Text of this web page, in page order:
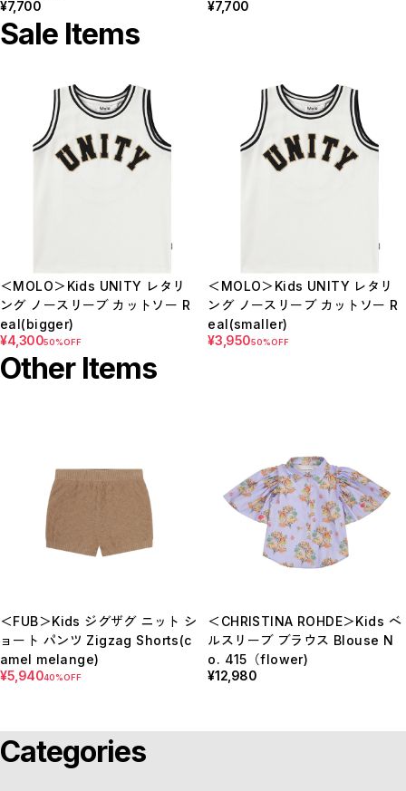
¥7,700
¥7,700
Sale Items
＜MOLO＞Kids UNITY レタリ
ング ノースリーブ カットソー R
eal(bigger)
¥4,30050%OFF
＜MOLO＞Kids UNITY レタリ
ング ノースリーブ カットソー R
eal(smaller)
¥3,95050%OFF
Other Items
＜FUB＞Kids ジグザグ ニット シ
ョート パンツ Zigzag Shorts(c
amel melange)
¥5,94040%OFF
＜CHRISTINA ROHDE＞Kids ベ
ルスリーブ ブラウス Blouse N
o. 415（flower)
¥12,980
Categories